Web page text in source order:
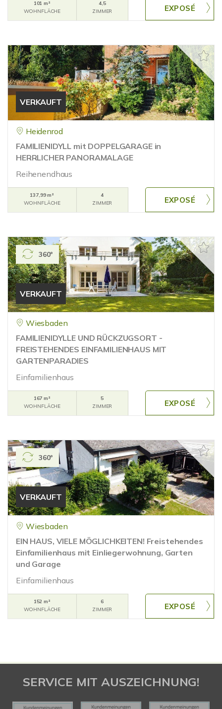
101 m²
WOHNFLÄCHE
4,5
ZIMMER
VERKAUFT
Heidenrod
FAMILIENIDYLL mit DOPPELGARAGE in
HERRLICHER PANORAMALAGE
Reihenendhaus
137,99 m²
WOHNFLÄCHE
4
ZIMMER
VERKAUFT
360°
Wiesbaden
FAMILIENIDYLLE UND RÜCKZUGSORT -
FREISTEHENDES EINFAMILIENHAUS MIT
GARTENPARADIES
Einfamilienhaus
167 m²
WOHNFLÄCHE
5
ZIMMER
VERKAUFT
360°
Wiesbaden
EIN HAUS, VIELE MÖGLICHKEITEN! Freistehendes
Einfamilienhaus mit Einliegerwohnung, Garten
und Garage
Einfamilienhaus
152 m²
WOHNFLÄCHE
6
ZIMMER
SERVICE MIT AUSZEICHNUNG!